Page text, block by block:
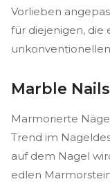
Vorlieben
für diejenigen, die
Marble Nails
Marmorierte
Trend im
auf dem Nagel
edlen